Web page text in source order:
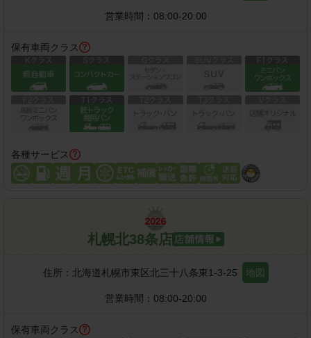
営業時間： 08:00-20:00
保有車両クラス
各種サービス
札幌北38条店
住所： 北海道札幌市東区北三十八条東1-3-25 地図
営業時間： 08:00-20:00
保有車両クラス